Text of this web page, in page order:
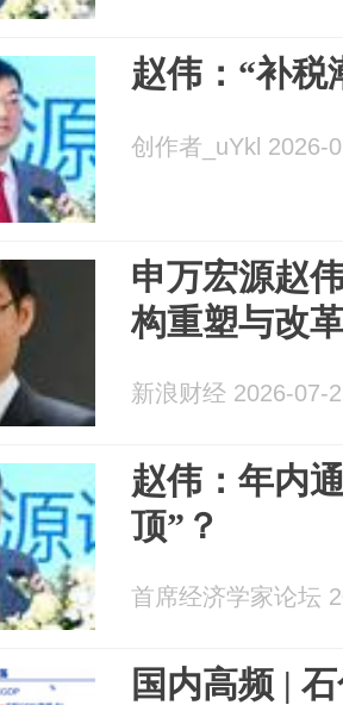
赵伟：“补税
创作者_uYkl 2026-
申万宏源赵
构重塑与改
新浪财经 2026-07-
赵伟：年内
顶”？
首席经济学家论坛
国内高频 |